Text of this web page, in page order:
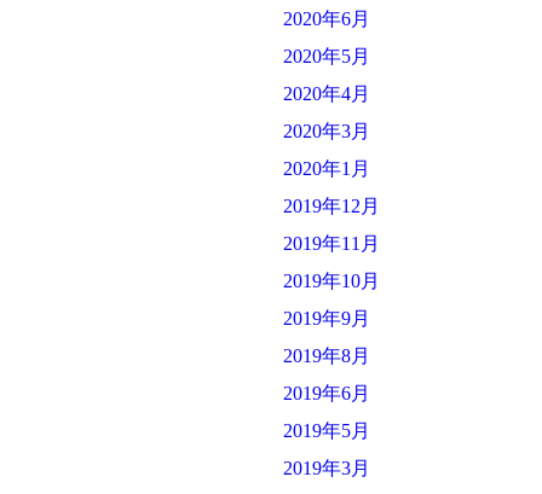
2020年6月
2020年5月
2020年4月
2020年3月
2020年1月
2019年12月
2019年11月
2019年10月
2019年9月
2019年8月
2019年6月
2019年5月
2019年3月